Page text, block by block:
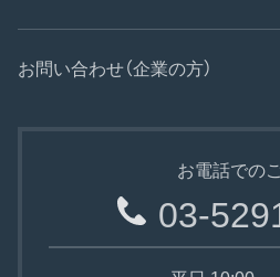
お問い合わせ（企業の方）
お電話での
03-